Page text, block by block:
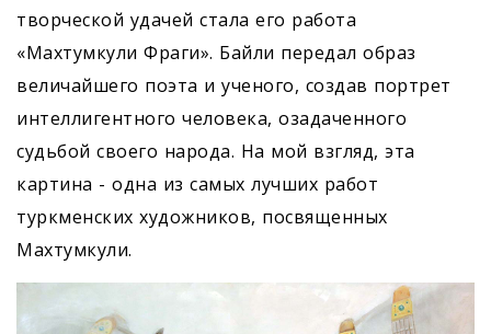
творческой удачей стала его работа
«Махтумкули Фраги». Байли передал образ
величайшего поэта и ученого, создав портрет
интеллигентного человека, озадаченного
судьбой своего народа. На мой взгляд, эта
картина - одна из самых лучших работ
туркменских художников, посвященных
Махтумкули.